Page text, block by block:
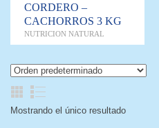
CORDERO –
CACHORROS 3 KG
NUTRICION NATURAL
Mostrando el único resultado